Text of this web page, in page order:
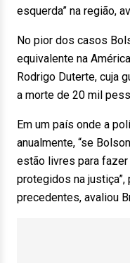
esquerda” na região,
No pior dos casos
equivalente na
Rodrigo Duterte, cuja
a morte de 20 mil
Em um país onde a
anualmente, “se
estão livres para
protegidos na justiça”,
precedentes, avaliou